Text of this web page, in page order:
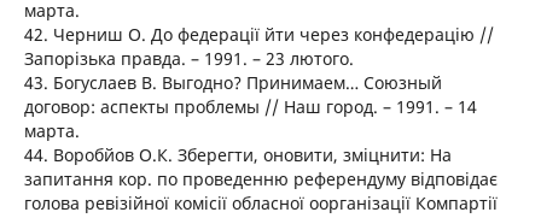
марта.
42. Черниш О. До федерації йти через конфедерацію //
Запорізька правда. – 1991. – 23 лютого.
43. Богуслаев В. Выгодно? Принимаем… Союзный
договор: аспекты проблемы // Наш город. – 1991. – 14
марта.
44. Воробйов О.К. Зберегти, оновити, зміцнити: На
запитання кор. по проведенню референдуму відповідає
голова ревізійної комісії обласної оорганізації Компартії